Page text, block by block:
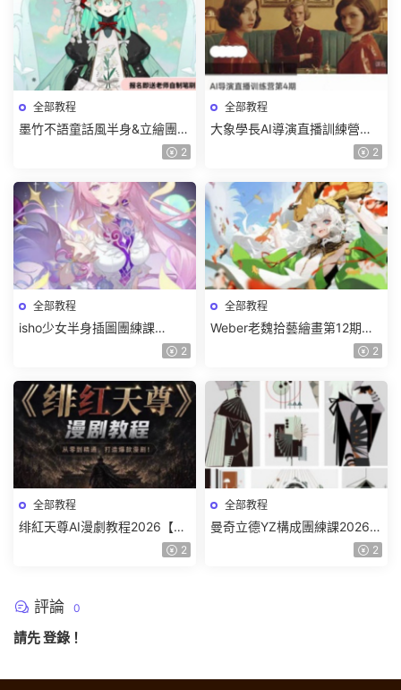
全部教程
墨竹不語童話風半身&立繪團練
課2026【畫質高清有課件筆 2
全部教程
大象學長AI導演直播訓練營第4
期2026【畫質高清有資料】 2
全部教程
isho少女半身插圖團練課
2026【畫質高清隻有視頻】 2
全部教程
Weber老魏拾藝繪畫第12期角
色特訓班【畫質不錯隻有視
2
全部教程
绯紅天尊AI漫劇教程2026【畫
2
全部教程
曼奇立德YZ構成團練課2026年
8月已結課【畫質高清有課件】
2
評論 0
請先登錄 ！